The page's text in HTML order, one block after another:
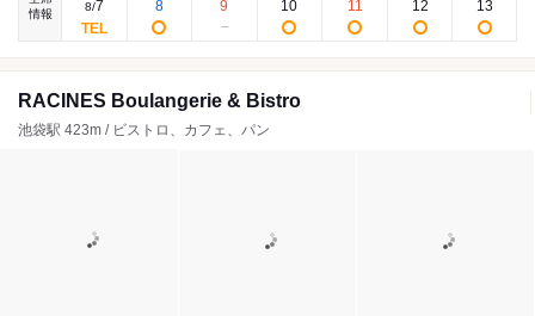
情報
8/7 8 9 10 11 12 13
RACINES Boulangerie & Bistro
池袋駅 423m / ビストロ、カフェ、パン